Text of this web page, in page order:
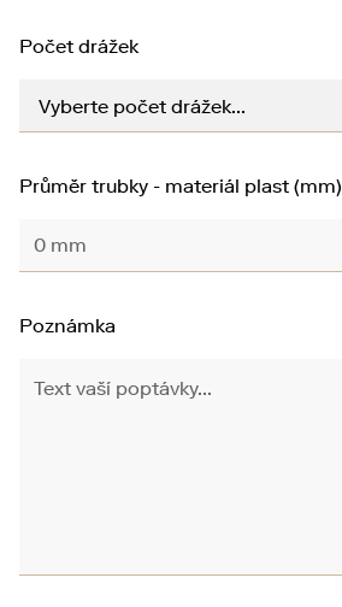
Počet drážek
Průměr trubky - materiál plast (mm)
Poznámka